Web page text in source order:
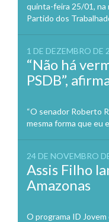
quinta-feira 25/01, na
Partido dos
1 DE DEZEMBRO DE
“Não há
PSDB”,
“O senador Roberto
mesma forma que eu
24 DE NOVEMBRO
Assis Filho
Amazonas
O programa ID